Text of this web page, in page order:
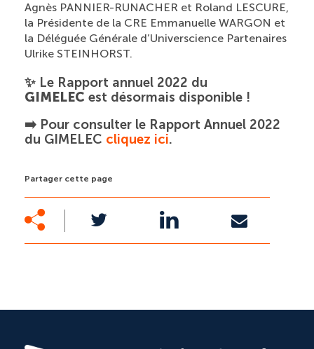
Agnès PANNIER-RUNACHER et Roland LESCURE,
la Présidente de la CRE Emmanuelle WARGON et
la Déléguée Générale d’Universcience Partenaires
Ulrike STEINHORST.
✨ Le Rapport annuel 2022 du
GIMELEC est désormais disponible !
➡️ Pour consulter le Rapport Annuel 2022
du GIMELEC cliquez ici.
Partager cette page